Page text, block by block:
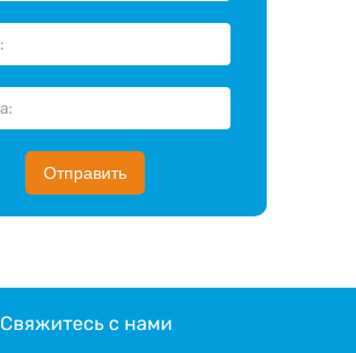
Отправить
Свяжитесь с нами